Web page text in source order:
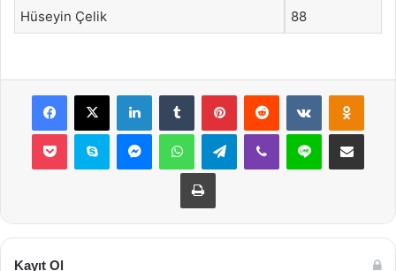
Hüseyin Çelik 88
Facebook
X LinkedInTumblr PinterestReddit VKontakte
Pocket Skype MessengerWhatsAppTelegramViber Line E-Posta ile
Yazdır
Kayıt Ol